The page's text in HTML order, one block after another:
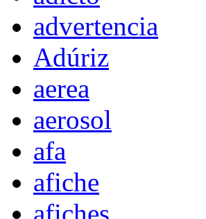
advertencia
Adúriz
aerea
aerosol
afa
afiche